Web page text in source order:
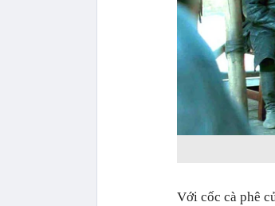
Với cốc cà phê